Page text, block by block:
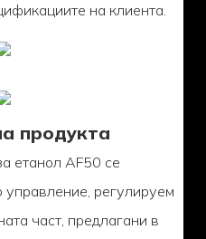
на клиента.
продукта
етанол AF50 се
управление, регулируем
част, предлагани в